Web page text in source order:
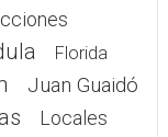
Florida
Juan Guaidó
Locales